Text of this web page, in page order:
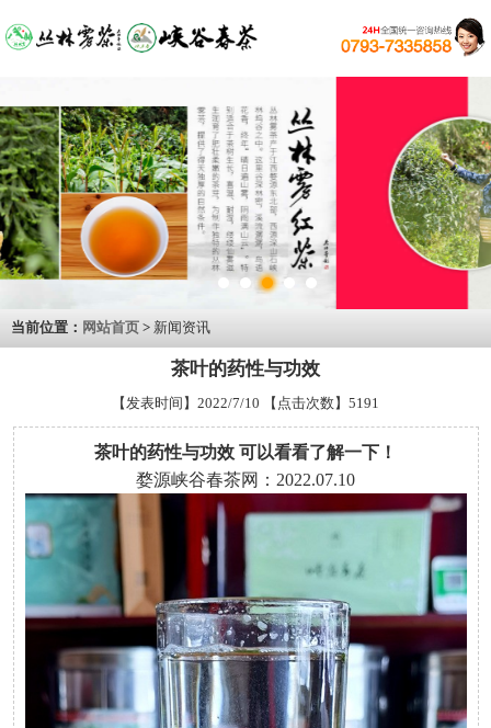
当前位置： 网站首页 > 新闻资讯
茶叶的药性与功效
【发表时间】2022/7/10 【点击次数】5191
茶叶的药性与功效 可以看看了解一下！
婺源峡谷春茶网：2022.07.10